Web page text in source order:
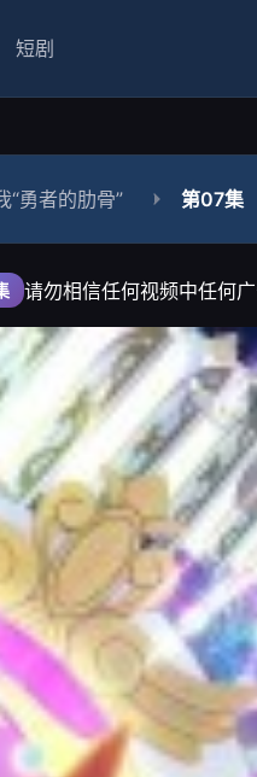
短剧
“勇者的肋骨” 第07集
请勿相信任何视频中任何广